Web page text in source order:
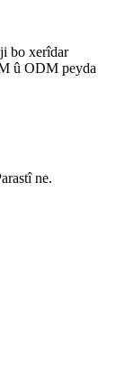
bo xerîdar
û ODM peyda
ne.